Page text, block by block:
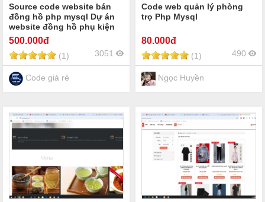
Source code website bán
đồng hồ php mysql Dự án
website đồng hồ phụ kiện
nam nữ | Hệ thống quản lý
cửa hàng bán đồng hồ phụ
kiện | Full báo cáo web bán
đồng hồ
500.000đ
(1) 3051
Code giá rẻ
Code web quản lý phòng
trọ Php Mysql
80.000đ
(1) 490
Ngọc Huyền